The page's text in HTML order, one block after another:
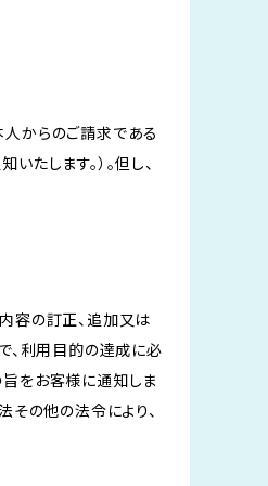
からのご請求である
たします。）。但し、
容の訂正、追加又は
、利用目的の達成に必
をお客様に通知しま
その他の法令により、